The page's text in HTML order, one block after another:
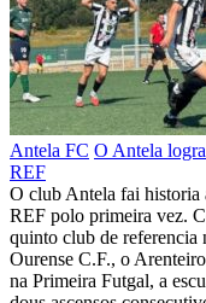
Antela FC O Antela
REF
O club Antela fai historia
REF polo primeira vez.
quinto club de referencia
Ourense C.F., o
na Primeira Futgal, a